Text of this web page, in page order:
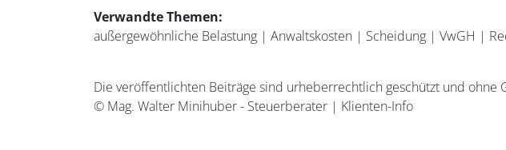
Verwandte Themen:
außergewöhnliche Belastung | Anwaltskosten | Scheidung | VwGH |
Die veröffentlichten Beiträge sind urheberrechtlich geschützt und ohne
© Mag. Walter Minihuber - Steuerberater | Klienten-Info